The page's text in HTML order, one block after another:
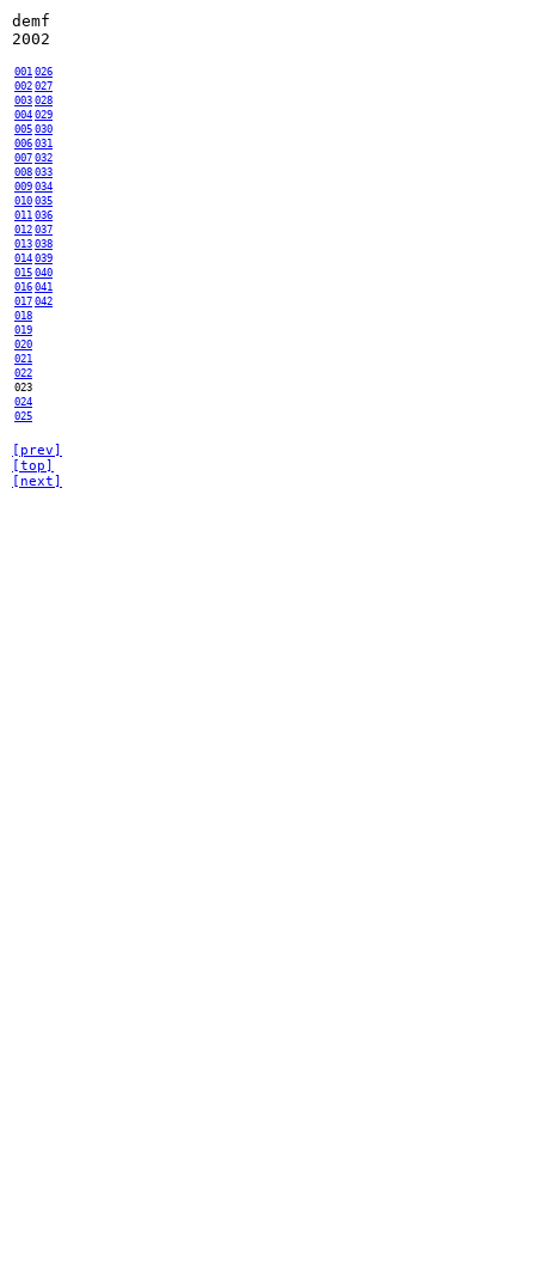
demf
2002
001 026
002 027
003 028
004 029
005 030
006 031
007 032
008 033
009 034
010 035
011 036
012 037
013 038
014 039
015 040
016 041
017 042
018
019
020
021
022
023
024
025
[prev]
[top]
[next]